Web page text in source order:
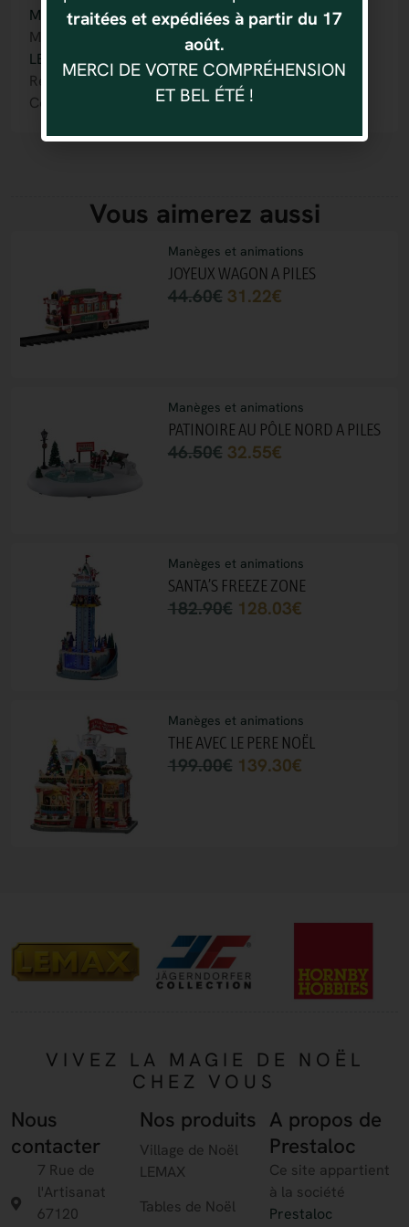
Manèges et animations
Marque :
LEMAX
Référence : 728162452689
Code produit : # 45268
Vous aimerez aussi
Manèges et animations
JOYEUX WAGON A PILES
44.60€ 31.22€
Manèges et animations
PATINOIRE AU PÔLE NORD A PILES
46.50€ 32.55€
Manèges et animations
SANTA’S FREEZE ZONE
182.90€ 128.03€
Manèges et animations
THE AVEC LE PERE NOËL
199.00€ 139.30€
VIVEZ LA MAGIE DE NOËL
CHEZ VOUS
Nous
contacter
7 Rue de
l'Artisanat
67120
Nos produits
Village de Noël
LEMAX
Tables de Noël
A propos de
Prestaloc
Ce site appartient
à la société
Prestaloc
traitées et expédiées à partir du 17
août.
MERCI DE VOTRE COMPRÉHENSION
ET BEL ÉTÉ !